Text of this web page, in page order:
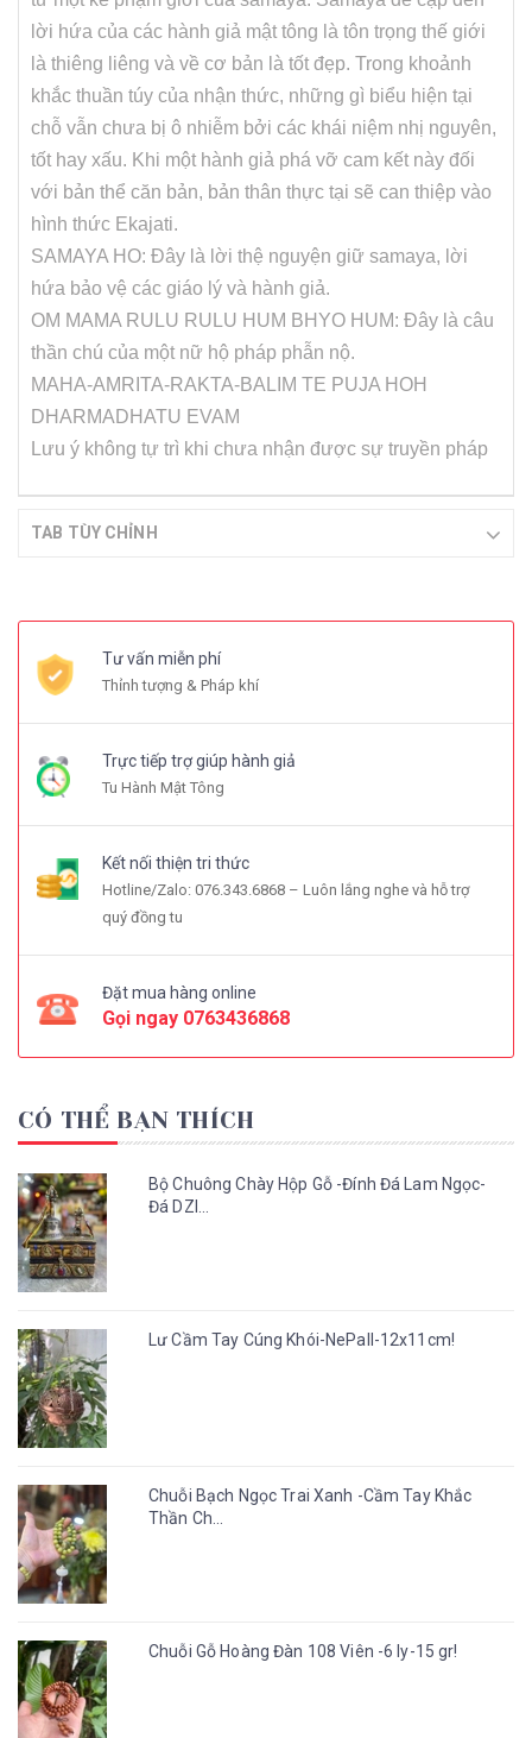
lời hứa của các hành giả mật tông là tôn trọng thế giới
là thiêng liêng và về cơ bản là tốt đẹp. Trong khoảnh
khắc thuần túy của nhận thức, những gì biểu hiện tại
chỗ vẫn chưa bị ô nhiễm bởi các khái niệm nhị nguyên,
tốt hay xấu. Khi một hành giả phá vỡ cam kết này đối
với bản thể căn bản, bản thân thực tại sẽ can thiệp vào
hình thức Ekajati.
SAMAYA HO: Đây là lời thệ nguyện giữ samaya, lời
hứa bảo vệ các giáo lý và hành giả.
OM MAMA RULU RULU HUM BHYO HUM: Đây là câu
thần chú của một nữ hộ pháp phẫn nộ.
MAHA-AMRITA-RAKTA-BALIM TE PUJA HOH
DHARMADHATU EVAM
Lưu ý không tự trì khi chưa nhận được sự truyền pháp
TAB TÙY CHỈNH
Tư vấn miễn phí
Thỉnh tượng & Pháp khí
Trực tiếp trợ giúp hành giả
Tu Hành Mật Tông
Kết nối thiện tri thức
Hotline/Zalo: 076.343.6868 – Luôn lắng nghe và hỗ trợ
quý đồng tu
Đặt mua hàng online
Gọi ngay 0763436868
CÓ THỂ BẠN THÍCH
Bộ Chuông Chày Hộp Gỗ -Đính Đá Lam Ngọc-
Đá DZI...
Lư Cầm Tay Cúng Khói-NePall-12x11cm!
Chuỗi Bạch Ngọc Trai Xanh -Cầm Tay Khắc
Thần Ch...
Chuỗi Gỗ Hoàng Đàn 108 Viên -6 ly-15 gr!